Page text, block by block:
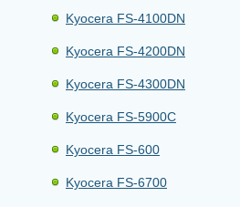
Kyocera FS-4100DN
Kyocera FS-4200DN
Kyocera FS-4300DN
Kyocera FS-5900C
Kyocera FS-600
Kyocera FS-6700